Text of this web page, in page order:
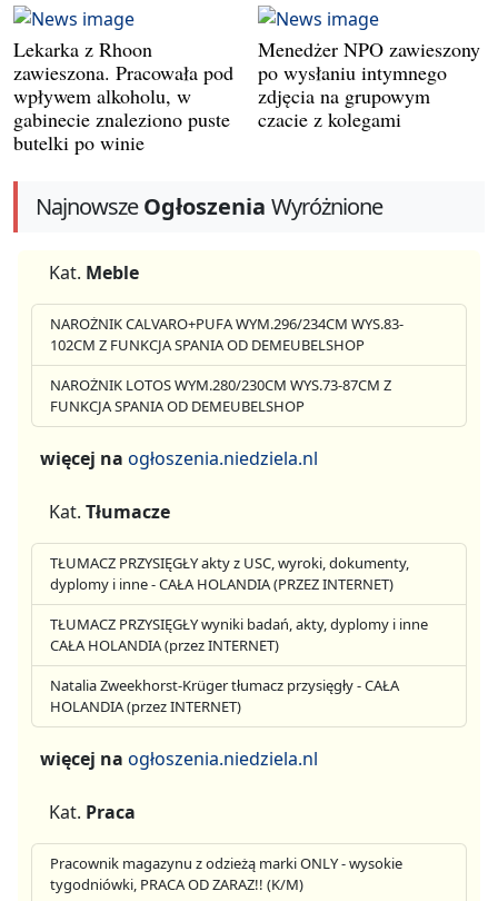
Lekarka z Rhoon
zawieszona. Pracowała pod
wpływem alkoholu, w
gabinecie znaleziono puste
butelki po winie
Menedżer NPO zawieszony
po wysłaniu intymnego
zdjęcia na grupowym
czacie z kolegami
NajnowszeOgłoszenia Wyróżnione
Kat. Meble
NAROŻNIK CALVARO+PUFA WYM.296/234CM WYS.83-
102CM Z FUNKCJA SPANIA OD DEMEUBELSHOP
NAROŻNIK LOTOS WYM.280/230CM WYS.73-87CM Z
FUNKCJA SPANIA OD DEMEUBELSHOP
więcej na ogłoszenia.niedziela.nl
Kat. Tłumacze
TŁUMACZ PRZYSIĘGŁY akty z USC, wyroki, dokumenty,
dyplomy i inne - CAŁA HOLANDIA (PRZEZ INTERNET)
TŁUMACZ PRZYSIĘGŁY wyniki badań, akty, dyplomy i inne
CAŁA HOLANDIA (przez INTERNET)
Natalia Zweekhorst-Krüger tłumacz przysięgły - CAŁA
HOLANDIA (przez INTERNET)
więcej na ogłoszenia.niedziela.nl
Kat. Praca
Pracownik magazynu z odzieżą marki ONLY - wysokie
tygodniówki, PRACA OD ZARAZ!! (K/M)